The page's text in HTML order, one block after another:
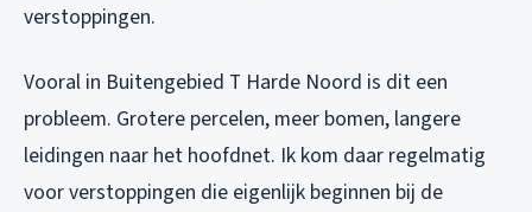
verstoppingen.
Vooral in Buitengebied T Harde Noord is dit een
probleem. Grotere percelen, meer bomen, langere
leidingen naar het hoofdnet. Ik kom daar regelmatig
voor verstoppingen die eigenlijk beginnen bij de